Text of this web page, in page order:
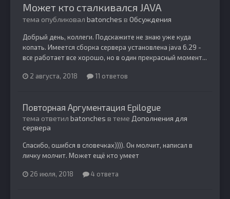
Может кто сталкивался JAVA
тема опубликовал batonches в Обсуждения
Добрый день, коллеги. Подскажите не знаю уже куда
копать. Имеется сборка сервера установлена java 6.29 -
все работает все хорошо, но в один прекрасный момент...
2 августа, 2018 11 ответов
Повторная Аргументация Epilogue
тема ответил batonches в теме Дополнения для
сервера
Спасибо, ошибся в словечках)))). Он молчит, написал в
личку молчит. Может ещё кто умеет
26 июля, 2018 4 ответа